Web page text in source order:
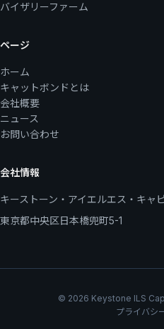
バイザリーファーム
ページ
ホーム
キャットボンドとは
会社概要
ニュース
お問い合わせ
会社情報
キーストーン・アイエルエス・キャ
東京都中央区日本橋兜町5-1
© 2026 Keystone ILS
プライバシ